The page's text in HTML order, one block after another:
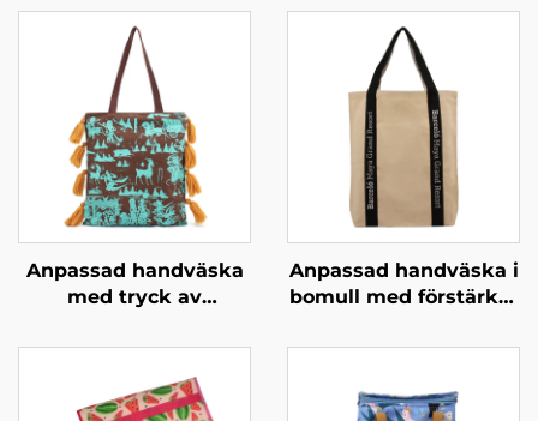
Anpassad handväska
med tryck av
hantverksmässig
design med rötter i
lokal historia
Anpassad handväska i
bomull med förstärkta
bärväska med hög
användning